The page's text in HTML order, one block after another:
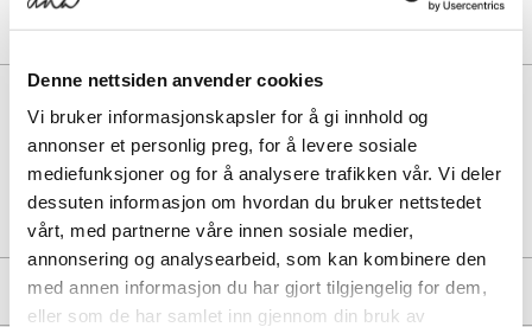
Denne nettsiden anvender cookies
Vi bruker informasjonskapsler for å gi innhold og
annonser et personlig preg, for å levere sosiale
mediefunksjoner og for å analysere trafikken vår. Vi deler
dessuten informasjon om hvordan du bruker nettstedet
vårt, med partnerne våre innen sosiale medier,
annonsering og analysearbeid, som kan kombinere den
med annen informasjon du har gjort tilgjengelig for dem,
eller som de har samlet inn gjennom din bruk av
35967410
Lev. art. nrKJ6805
MERKE